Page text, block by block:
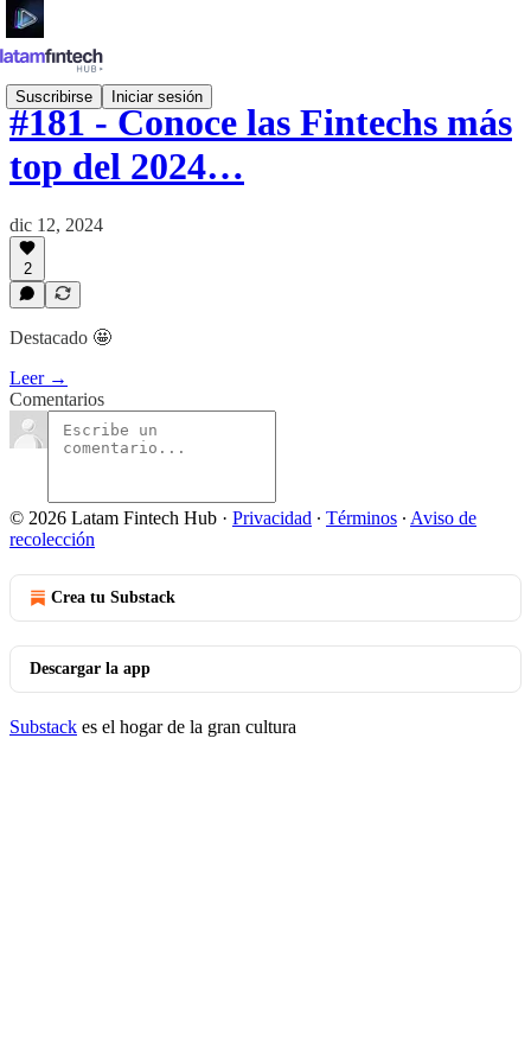
Suscribirse Iniciar sesión
#181 - Conoce las Fintechs más
top del 2024…
dic 12, 2024
2
Destacado 🤩
Leer →
Comentarios
© 2026 Latam Fintech Hub · Privacidad ∙ Términos ∙ Aviso de
recolección
Crea tu Substack
Descargar la app
Substack es el hogar de la gran cultura